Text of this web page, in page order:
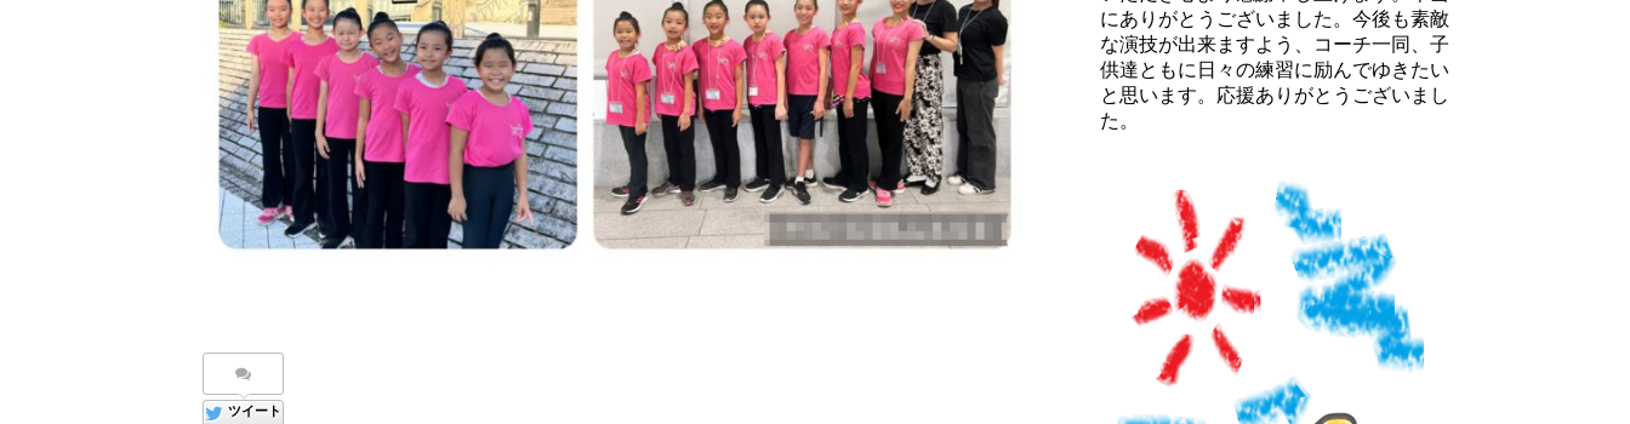
ツイート
にありがとうございました。今後も素敵
な演技が出来ますよう、コーチ一同、子
供達ともに日々の練習に励んでゆきたい
と思います。応援ありがとうございまし
た。